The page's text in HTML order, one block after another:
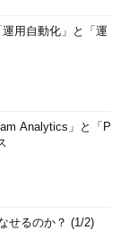
用自動化」と「運
Analytics」と「P
せるのか？ (1/2)